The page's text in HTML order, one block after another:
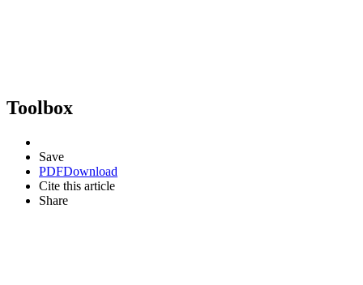
Toolbox
Save
PDFDownload
Cite this article
Share